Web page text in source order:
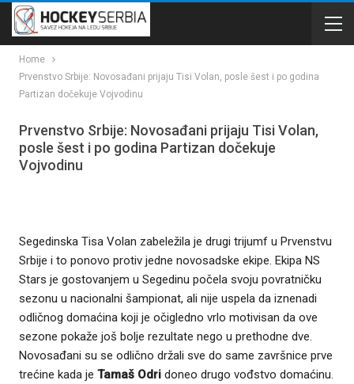
Home
Prvenstvo Srbije: Novosađani prijaju Tisi Volan, posle šest i po godina
Partizan dočekuje Vojvodinu
Prvenstvo Srbije: Novosađani prijaju Tisi Volan,
posle šest i po godina Partizan dočekuje
Vojvodinu
Segedinska Tisa Volan zabeležila je drugi trijumf u Prvenstvu
Srbije i to ponovo protiv jedne novosadske ekipe. Ekipa NS
Stars je gostovanjem u Segedinu počela svoju povratničku
sezonu u nacionalni šampionat, ali nije uspela da iznenadi
odličnog domaćina koji je očigledno vrlo motivisan da ove
sezone pokaže još bolje rezultate nego u prethodne dve.
Novosađani su se odlično držali sve do same završnice prve
trećine kada je Tamaš Odri doneo drugo vođstvo domaćinu.